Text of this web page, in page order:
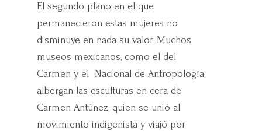
El segundo plano en el que
permanecieron estas mujeres no
disminuye en nada su valor. Muchos
museos mexicanos, como el del
Carmen y el Nacional de Antropología,
albergan las esculturas en cera de
Carmen Antúnez, quien se unió al
movimiento indigenista y viajó por